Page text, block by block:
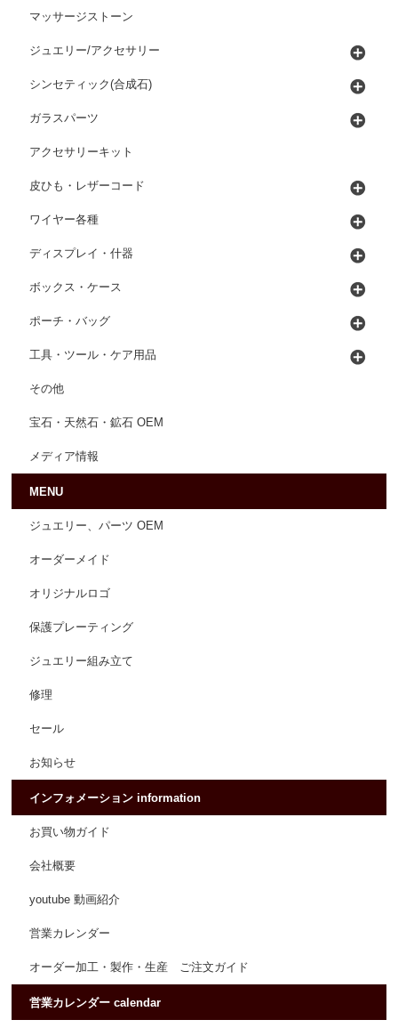
マッサージストーン
ジュエリー/アクセサリー
シンセティック(合成石)
ガラスパーツ
アクセサリーキット
皮ひも・レザーコード
ワイヤー各種
ディスプレイ・什器
ボックス・ケース
ポーチ・バッグ
工具・ツール・ケア用品
その他
宝石・天然石・鉱石 OEM
メディア情報
MENU
ジュエリー、パーツ OEM
オーダーメイド
オリジナルロゴ
保護プレーティング
ジュエリー組み立て
修理
セール
お知らせ
インフォメーション information
お買い物ガイド
会社概要
youtube 動画紹介
営業カレンダー
オーダー加工・製作・生産 ご注文ガイド
営業カレンダー calendar